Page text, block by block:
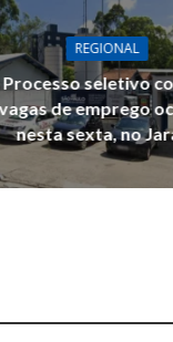
REGIONAL
Processo seletivo
de emprego
nesta sexta, no